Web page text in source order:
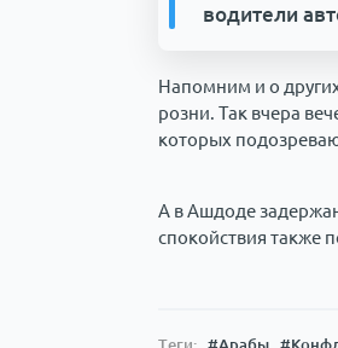
водители
Напомним и о
розни. Так вчера
которых
А в Ашдоде
спокойствия также
Теги: #Арабы